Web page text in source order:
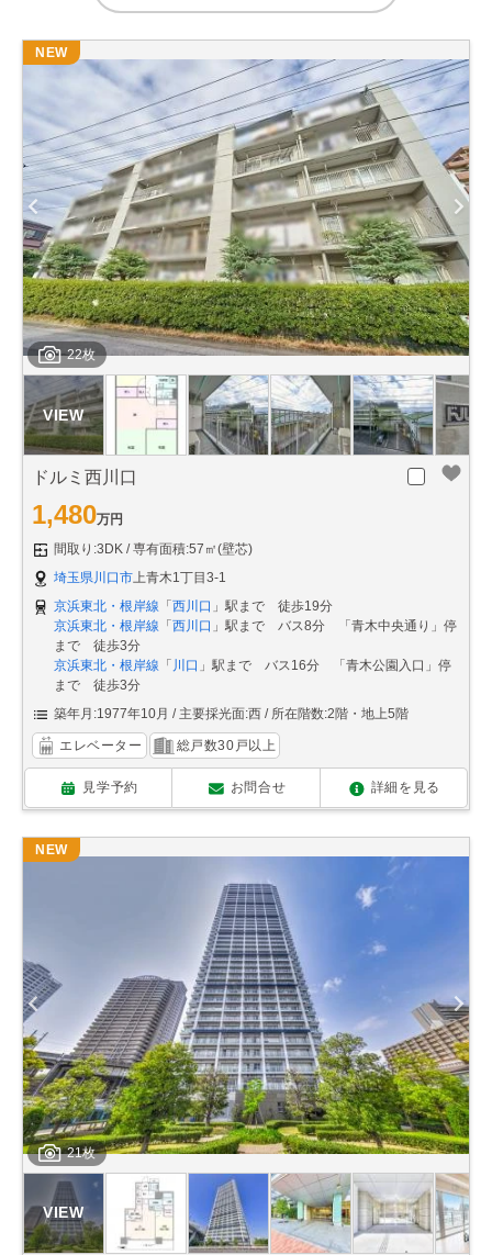
22枚
NEW
ドルミ西川口
1,480万円
間取り:3DK
専有面積:57㎡(壁芯)
埼玉県川口市上青木1丁目3-1
京浜東北・根岸線 「 西川口 」駅まで 徒歩19分
京浜東北・根岸線 「 西川口 」駅まで バス8分 「青木中央通り」停
まで 徒歩3分
京浜東北・根岸線 「 川口 」駅まで バス16分 「青木公園入口」停
まで 徒歩3分
築年月:1977年10月
主要採光面:西 所在階数:2階・地上5階
エレベーター 総戸数30戸以上
見学予約 お問合せ 詳細を見る
21枚
NEW